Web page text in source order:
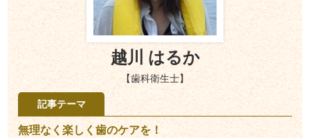
越川 はるか
【歯科衛生士】
記事テーマ
無理なく楽しく歯のケアを！